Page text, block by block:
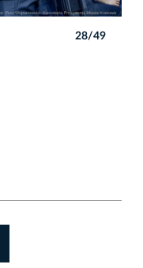
28/49